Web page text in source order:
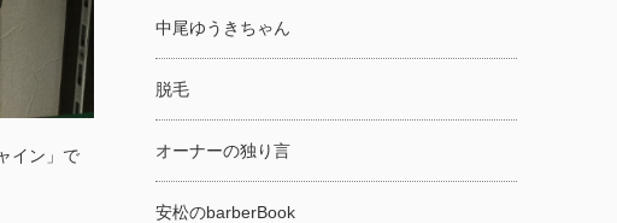
イン」で
中尾ゆうきちゃん
脱毛
オーナーの独り言
安松のbarberBook